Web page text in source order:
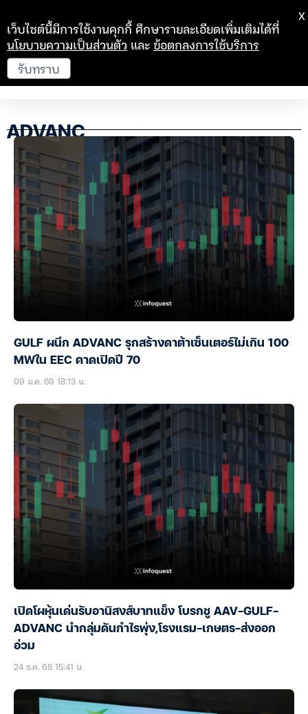
ADVANC
GULF ผนึก ADVANC รุกสร้างดาต้าเซ็นเตอร์ไม่เกิน 100
MWใน EEC คาดเปิดปี 70
09 ม.ค. 69 18:13 น.
เปิดโผหุ้นเด่นรับอานิสงส์บาทแข็ง โบรกชู AAV-GULF-
ADVANC นำกลุ่มดันกำไรพุ่ง,โรงแรม-เกษตร-ส่งออก
อ่วม
24 ธ.ค. 68 15:41 น.
เว็บไซต์นี้มีการใช้งานคุกกี้ ศึกษารายละเอียดเพิ่มเติมได้ที่
นโยบายความเป็นส่วนตัว และข้อตกลงการใช้บริการ
รับทราบ
X